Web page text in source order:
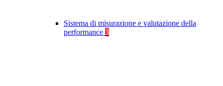
Sistema di misurazione e valutazione della
performance 3